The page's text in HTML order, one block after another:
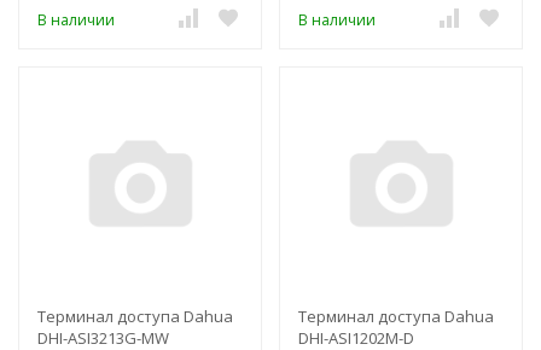
В наличии В наличии
Терминал доступа Dahua
DHI-ASI3213G-MW
Терминал доступа Dahua
DHI-ASI1202M-D